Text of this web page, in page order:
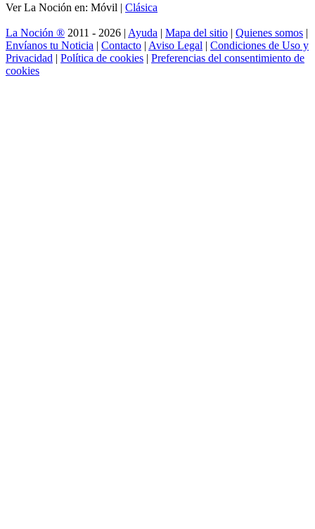
Ver La Noción en: Móvil | Clásica
La Noción ® 2011 - 2026 | Ayuda | Mapa del sitio | Quienes somos |
Envíanos tu Noticia | Contacto | Aviso Legal | Condiciones de Uso y
Privacidad | Política de cookies | Preferencias del consentimiento de
cookies